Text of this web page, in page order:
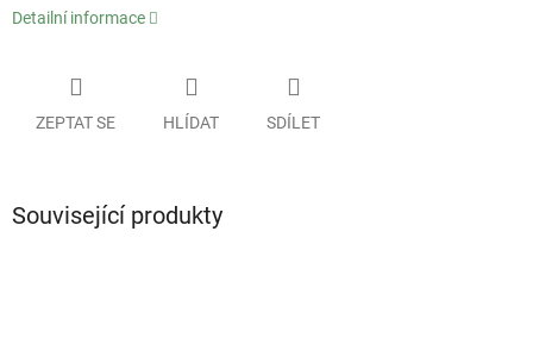
Detailní informace
ZEPTAT SE HLÍDAT SDÍLET
Související produkty